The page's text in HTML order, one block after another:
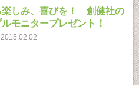
楽しみ、喜びを！ 創健社の
モニタープレゼント！
2015.02.02